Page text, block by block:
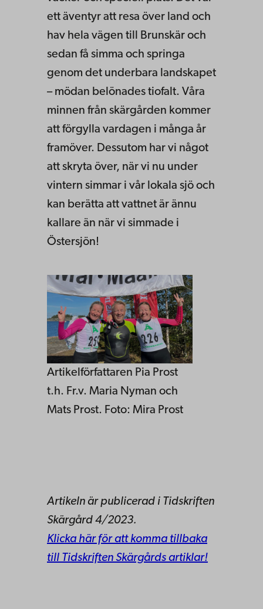
ett äventyr att resa över land och
hav hela vägen till Brunskär och
sedan få simma och springa
genom det underbara landskapet
– mödan belönades tiofalt. Våra
minnen från skärgården kommer
att förgylla vardagen i många år
framöver. Dessutom har vi något
att skryta över, när vi nu under
vintern simmar i vår lokala sjö och
kan berätta att vattnet är ännu
kallare än när vi simmade i
Östersjön!
Artikelförfattaren Pia Prost
t.h. Fr.v. Maria Nyman och
Mats Prost. Foto: Mira Prost
Artikeln är publicerad i Tidskriften
Skärgård 4/2023.
Klicka här för att komma tillbaka
till Tidskriften Skärgårds artiklar!